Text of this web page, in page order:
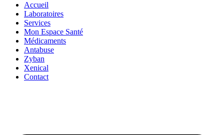
Accueil
Laboratoires
Services
Mon Espace Santé
Médicaments
Antabuse
Zyban
Xenical
Contact